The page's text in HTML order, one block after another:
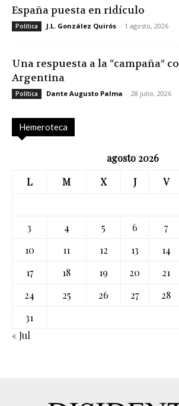
España puesta en ridículo
Política J.L. González Quirós - 1 agosto, 2026
Una respuesta a la “campaña”
Argentina
Política Dante Augusto Palma - 28 julio, 2026
Hemeroteca
agosto 2026
L
M X J V
3
4 5 6 7
10
11 12 13 14
17
18 19 20 21
24
25 26 27 28
31
« Jul